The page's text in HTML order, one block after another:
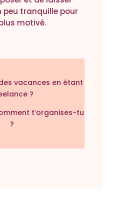
peu tranquille pour
motivé.
vacances en étant
?
t’organises-tu
?